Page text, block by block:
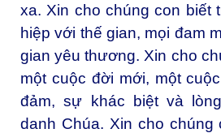
xa. Xin cho chúng con biết
hiệp với thế gian, mọi đam
gian yêu thương. Xin cho
một cuộc đời mới, một
đảm, sự khác biệt và
danh Chúa. Xin cho